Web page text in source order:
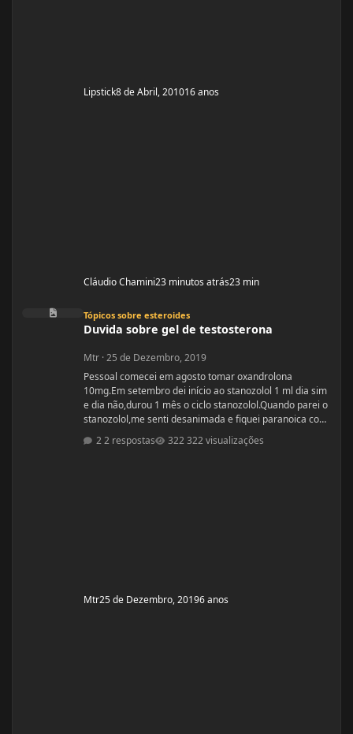
Lipstick8 de Abril, 201016 anos
Cláudio Chamini23 minutos atrás23 min
Duvida sobre gel de testosterona
Tópicos sobre esteroides
Duvida sobre gel de testosterona
Mtr ·25 de Dezembro, 2019
Pessoal comecei em agosto tomar oxandrolona
10mg.Em setembro dei início ao stanozolol 1 ml dia sim
e dia não,durou 1 mês o ciclo stanozolol.Quando parei o
stanozolol,me senti desanimada e fiquei paranoica com
os colaterais.Fiz exames minha testosterona está muito
alta,está igual de homem.Fui na medica e me indicou
2 respostas 322 visualizações
Mtr25 de Dezembro, 20196 anos